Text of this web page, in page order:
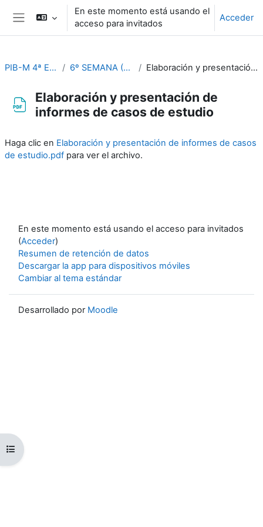
Salta al contenido principal
Panel lateral
En este momento está usando el
acceso para invitados
Acceder
Abrir índice del curso
PIB-M 4ª Ed. (fase práctica) 6º SEMANA (Del 9 al 13 de octubre) Elaboración y presentación de informes de casos de estudio
Elaboración y presentación de
informes de casos de estudio
Haga clic en Elaboración y presentación de informes de casos
de estudio.pdf para ver el archivo.
En este momento está usando el acceso para invitados
(Acceder)
Resumen de retención de datos
Descargar la app para dispositivos móviles
Cambiar al tema estándar
Desarrollado por Moodle